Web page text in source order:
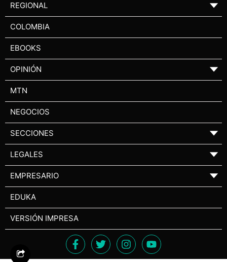
REGIONAL ▼
COLOMBIA
EBOOKS
OPINIÓN ▼
MTN
NEGOCIOS
SECCIONES ▼
LEGALES ▼
EMPRESARIO ▼
EDUKA
VERSIÓN IMPRESA